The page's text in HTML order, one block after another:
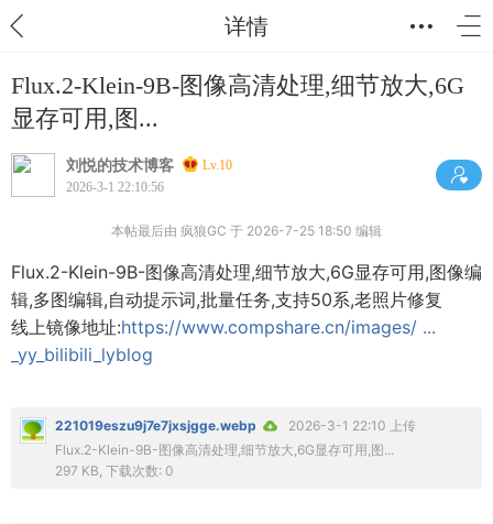
详情
Flux.2-Klein-9B-图像高清处理,细节放大,6G
显存可用,图...
刘悦的技术博客
Lv.10
2026-3-1 22:10:56
本帖最后由 疯狼GC 于 2026-7-25 18:50 编辑
Flux.2-Klein-9B-图像高清处理,细节放大,6G显存可用,图像编
辑,多图编辑,自动提示词,批量任务,支持50系,老照片修复
线上镜像地址:https://www.compshare.cn/images/ ...
_yy_bilibili_lyblog
221019eszu9j7e7jxsjgge.webp
2026-3-1 22:10 上传
Flux.2-Klein-9B-图像高清处理,细节放大,6G显存可用,图...
297 KB, 下载次数: 0